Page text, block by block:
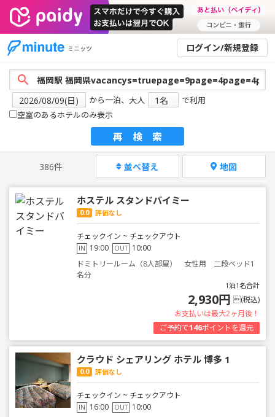
ミニッツ ログイン/新規登録
から一泊、大人
で利用
空室のあるホテルのみ表示
再検索
386件 並べ替え 地図
ホステル スタンドバイミー
0.0 評価なし
チェックイン ~ チェックアウト
IN 19:00 OUT 10:00
ドミトリールーム（8人部屋） 女性用 二段ベッド1
名分
1泊1名合計
2,930円 (税込)
お支払いは最大2ヶ月後！
ご予約で146ポイントを還元
クラウド シェアリング ホテル 博多 1
0.0 評価なし
チェックイン ~ チェックアウト
IN 16:00 OUT 10:00